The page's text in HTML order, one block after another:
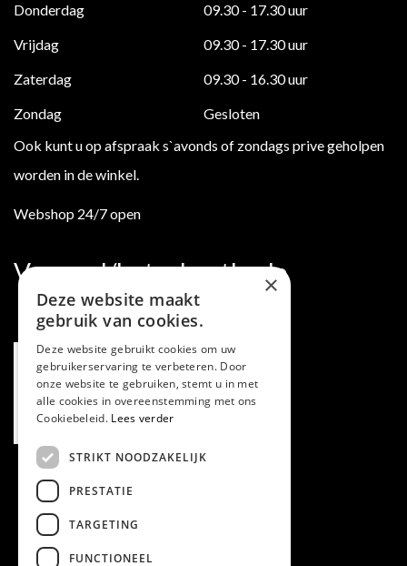
Donderdag
09.30 - 17.30 uur
Vrijdag
09.30 - 17.30 uur
Zaterdag
09.30 - 16.30 uur
Zondag
Gesloten
Ook kunt u op afspraak s`avonds of zondags prive geholpen
worden in de winkel.
Webshop 24/7 open
Verzend/betaalmethode
×
Deze website maakt
gebruik van cookies.
Deze website gebruikt cookies om uw
gebruikerservaring te verbeteren. Door
onze website te gebruiken, stemt u in met
alle cookies in overeenstemming met ons
Cookiebeleid. Lees verder
STRIKT NOODZAKELIJK
PRESTATIE
TARGETING
FUNCTIONEEL